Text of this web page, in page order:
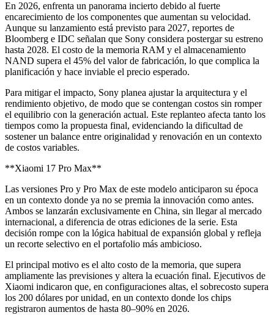
En 2026, enfrenta un panorama incierto debido al fuerte
encarecimiento de los componentes que aumentan su velocidad.
Aunque su lanzamiento está previsto para 2027, reportes de
Bloomberg e IDC señalan que Sony considera postergar su estreno
hasta 2028. El costo de la memoria RAM y el almacenamiento
NAND supera el 45% del valor de fabricación, lo que complica la
planificación y hace inviable el precio esperado.
Para mitigar el impacto, Sony planea ajustar la arquitectura y el
rendimiento objetivo, de modo que se contengan costos sin romper
el equilibrio con la generación actual. Este replanteo afecta tanto los
tiempos como la propuesta final, evidenciando la dificultad de
sostener un balance entre originalidad y renovación en un contexto
de costos variables.
**Xiaomi 17 Pro Max**
Las versiones Pro y Pro Max de este modelo anticiparon su época
en un contexto donde ya no se premia la innovación como antes.
Ambos se lanzarán exclusivamente en China, sin llegar al mercado
internacional, a diferencia de otras ediciones de la serie. Esta
decisión rompe con la lógica habitual de expansión global y refleja
un recorte selectivo en el portafolio más ambicioso.
El principal motivo es el alto costo de la memoria, que supera
ampliamente las previsiones y altera la ecuación final. Ejecutivos de
Xiaomi indicaron que, en configuraciones altas, el sobrecosto supera
los 200 dólares por unidad, en un contexto donde los chips
registraron aumentos de hasta 80–90% en 2026.